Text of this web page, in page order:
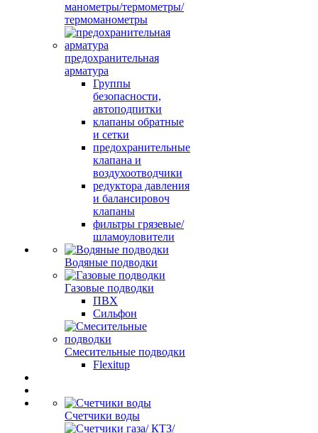
манометры/термометры/
термоманометры
предохранительная
арматура
Группы
безопасности,
автоподпитки
клапаны обратные
и сетки
предохранительные
клапана и
воздухоотводчики
редуктора давления
и балансировоч
клапаны
фильтры грязевые/
шламоуловители
Водяные подводки
Газовые подводки
ПВХ
Сильфон
Смесительные подводки
Flexitup
Счетчики воды